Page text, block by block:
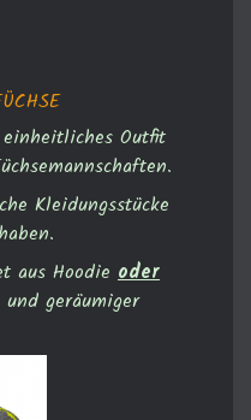
Outfit
Kleidungsstücke
aus Hoodie oder
geräumiger